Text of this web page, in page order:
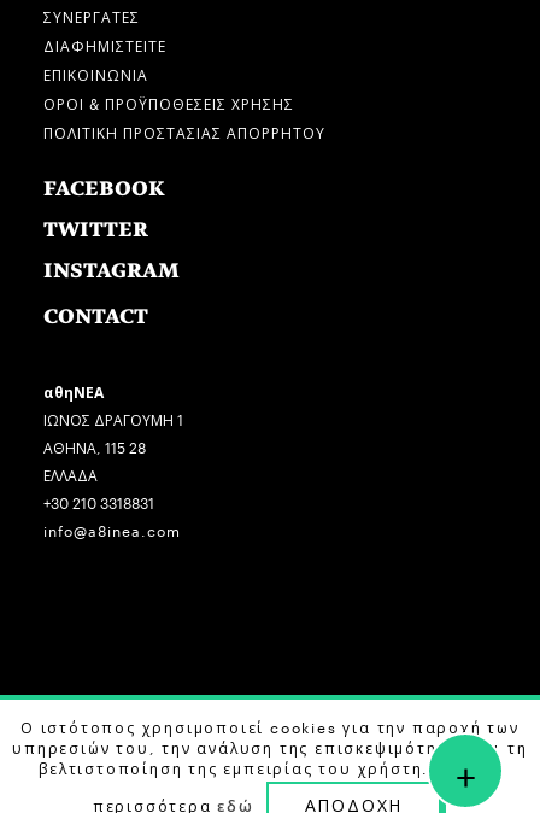
ΣΥΝΕΡΓΑΤΕΣ
ΔΙΑΦΗΜΙΣΤΕΙΤΕ
ΕΠΙΚΟΙΝΩΝΙΑ
ΟΡΟΙ & ΠΡΟΫΠΟΘΕΣΕΙΣ ΧΡΗΣΗΣ
ΠΟΛΙΤΙΚΗ ΠΡΟΣΤΑΣΙΑΣ ΑΠΟΡΡΗΤΟΥ
FACEBOOK
TWITTER
INSTAGRAM
CONTACT
αθηΝΕΑ
ΙΩΝΟΣ ΔΡΑΓΟΥΜΗ 1
ΑΘΗΝΑ, 115 28
ΕΛΛΑΔΑ
+30 210 3318831
info@a8inea.com
COPYRIGHT © 2026 αθηΝΕΑ, ALL RIGHTS RESERVED.
DESIGN BY G DESIGN STUDIO. DEVELOPED BYB LABS
Ο ιστότοπος χρησιμοποιεί cookies για την παροχή των
υπηρεσιών του, την ανάλυση της επισκεψιμότητας και τη
βελτιστοποίηση της εμπειρίας του χρήστη. Μάθετε
περισσότεραεδώ ΑΠΟΔΟΧΗ
+